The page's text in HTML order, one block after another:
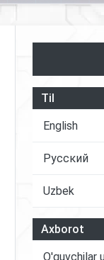
Til
English
Русский
Uzbek
Axborot
O'quvchilar